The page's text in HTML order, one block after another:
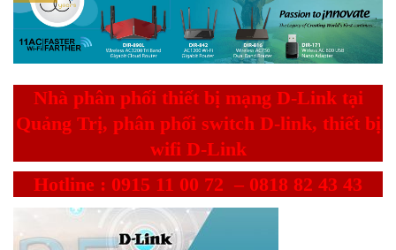
Nhà phân phối thiết bị mạng D-Link tại
Quảng Trị, phân phối switch D-link, thiết bị
wifi D-Link
Hotline : 0915 11 00 72 – 0818 82 43 43